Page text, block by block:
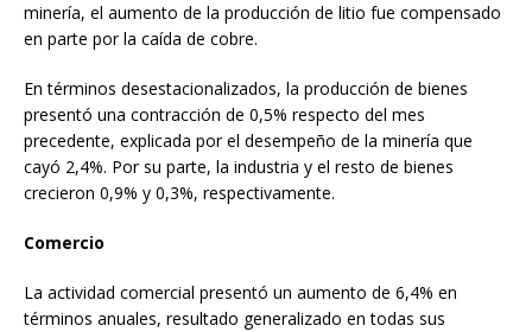
minería, el aumento de la producción de litio fue compensado
en parte por la caída de cobre.
En términos desestacionalizados, la producción de bienes
presentó una contracción de 0,5% respecto del mes
precedente, explicada por el desempeño de la minería que
cayó 2,4%. Por su parte, la industria y el resto de bienes
crecieron 0,9% y 0,3%, respectivamente.
Comercio
La actividad comercial presentó un aumento de 6,4% en
términos anuales, resultado generalizado en todas sus